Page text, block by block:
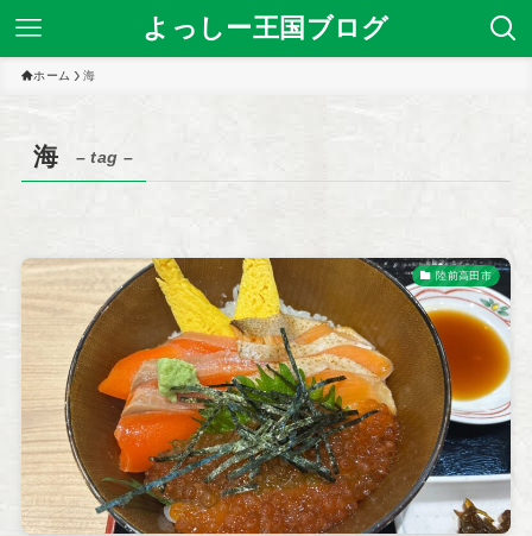
よっしー王国ブログ
ホーム 海
海 – tag –
陸前高田市